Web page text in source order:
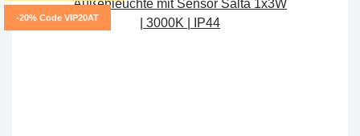
-20% Code VIP20AT